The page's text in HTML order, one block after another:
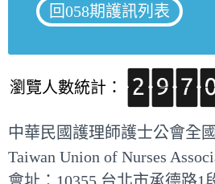
回058期護訊列表
瀏覽人數統計：
中華民國護理師護士公會全
Taiwan Union of Nurses